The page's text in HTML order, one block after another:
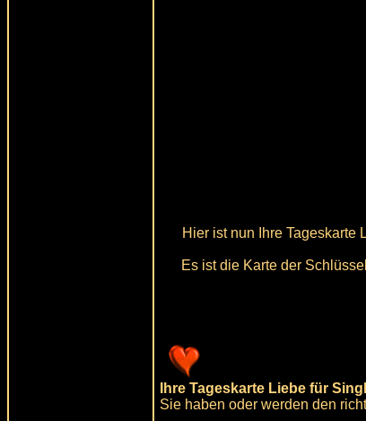
Hier ist nun Ihre Tageskarte
Es ist die Karte der
Ihre Tageskarte Liebe für
Sie haben oder werden den